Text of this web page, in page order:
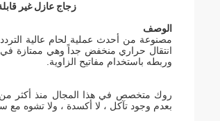
زجاج عازل غير
الوصف
مصنوعة من أحدث عملية لحام عالية التردد
انتقال حراري منخفض جداً وهي ممتازة في
وربطه باستخدام مفاتيح الزاوية.
روك متخصص في هذا المجال منذ أكثر من 22 عاماً
بعدم وجود تآكل ، لا أكسدة ، ولا تشوه مع